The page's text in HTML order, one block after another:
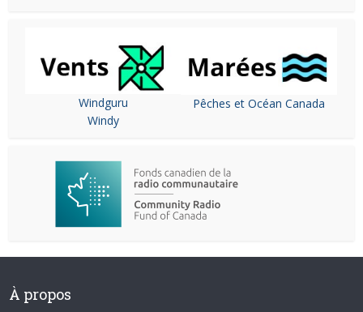
Windguru
Windy
Pêches et Océan Canada
À propos